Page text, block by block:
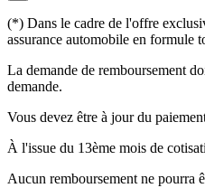
(*) Dans le cadre de l'offre
assurance automobile en formule
La demande de remboursement
demande.
Vous devez être à jour du
À l'issue du 13ème mois de
Aucun remboursement ne pourra